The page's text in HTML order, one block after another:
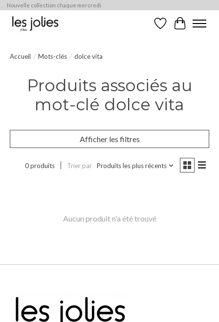
Nouvelle collection chaque mercredi
Liste de souhaits
Panier
Accueil / Mots-clés / dolce vita
Produits associés au
mot-clé dolce vita
Afficher les filtres
0 produits Trier par Produits les plus récents
Aucun produit n'a été trouvé